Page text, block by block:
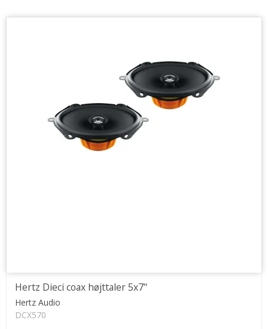
Hertz Dieci coax højttaler 5x7"
Hertz Audio
DCX570